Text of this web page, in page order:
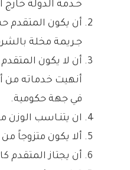
خـدمة الدولة خارج
أن يكون المتقدم
جـريمة مخلة
أن لا يكون
أنهيت خدماته من
في جهة حكومية.
ان يتنـاسب
ألا يكون متزوجاً
أن يجتاز المتقدم